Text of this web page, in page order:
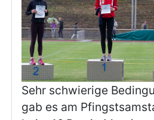
Sehr schwierige
gab es am